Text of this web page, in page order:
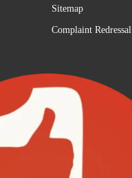
Sitemap
Complaint Redressal